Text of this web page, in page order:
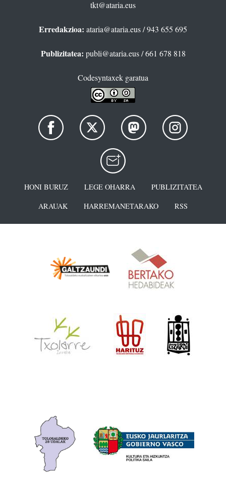
tkt@ataria.eus
Erredakzioa: ataria@ataria.eus/ 943 655 695
Publizitatea: publi@ataria.eus/ 661 678 818
Codesyntaxek garatua
HONI BURUZ LEGE OHARRA
PUBLIZITATEA
ARAUAK
HARREMANETARAKO RSS